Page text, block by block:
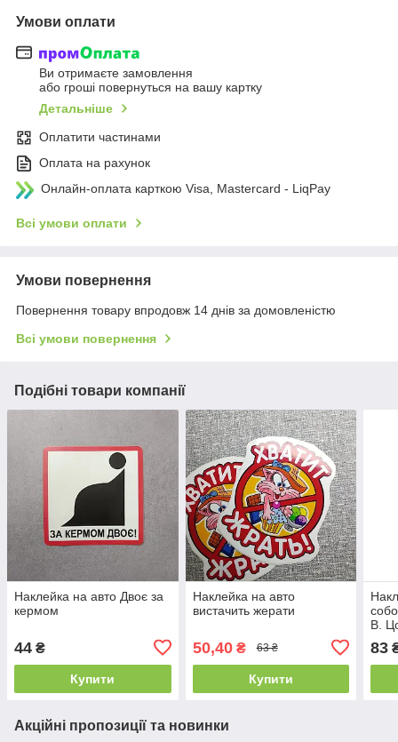
Умови оплати
Ви отримаєте замовлення
або гроші повернуться на вашу картку
Детальніше
Оплатити частинами
Оплата на рахунок
Онлайн-оплата карткою Visa, Mastercard - LiqPay
Всі умови оплати
Умови повернення
Повернення товару впродовж 14 днів за домовленістю
Всі умови повернення
Подібні товари компанії
Наклейка на авто Двоє за
кермом
44 ₴
Купити
Наклейка на авто
вистачить жерати
50,40₴ 63 ₴
Купити
В.
83
Акційні пропозиції та новинки